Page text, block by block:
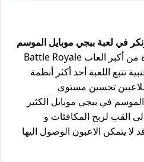
في لعبة ببجي موبايل الموسم
PUBG Mobile هي واحدة من أكبر العاب Battle Royale
تتبع اللعبة أحد أكثر أنظمة
تحسين مستوى
في ببجي موبايل الكثير
القب لربح المكافئات و
يتمكن الاعبون الوصول اليها